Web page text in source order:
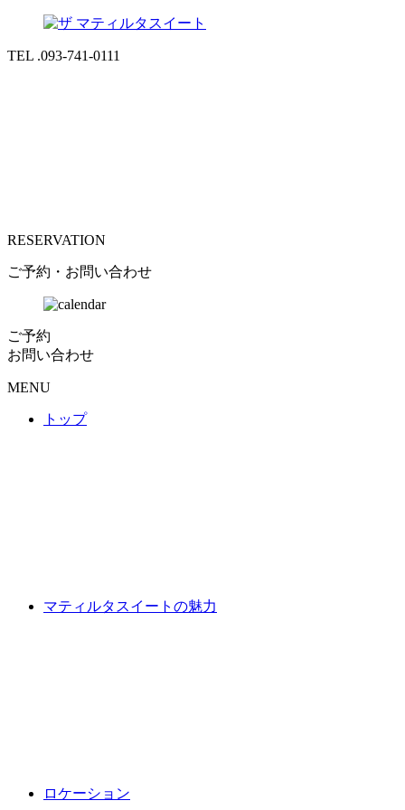
TEL .093-741-0111
RESERVATION
ご予約・お問い合わせ
ご予約
お問い合わせ
MENU
トップ
マティルタスイートの魅力
ロケーション